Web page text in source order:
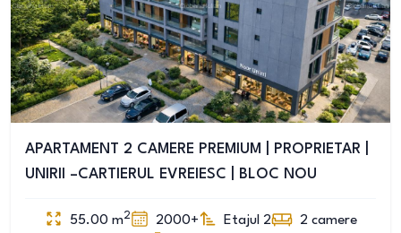
APARTAMENT 2 CAMERE PREMIUM | PROPRIETAR |
UNIRII –CARTIERUL EVREIESC | BLOC NOU
55.00 m2 2000+ Etajul 2 2 camere